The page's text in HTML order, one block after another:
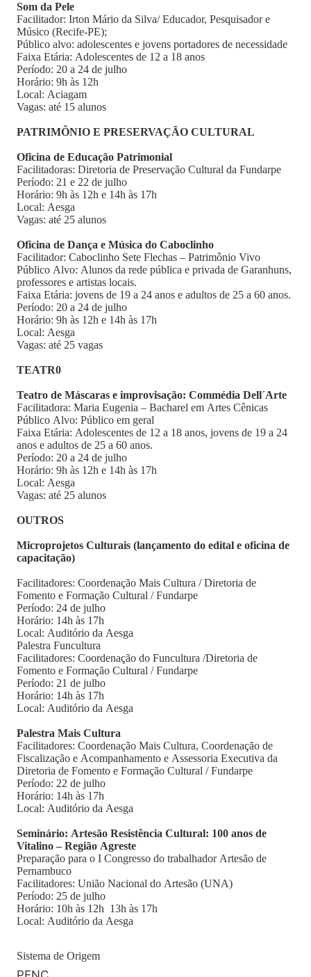
Som da Pele
Facilitador: Irton Mário da Silva/ Educador, Pesquisador e
Músico (Recife-PE);
Público alvo: adolescentes e jovens portadores de necessidade
Faixa Etária: Adolescentes de 12 a 18 anos
Período: 20 a 24 de julho
Horário: 9h às 12h
Local: Aciagam
Vagas: até 15 alunos
PATRIMÔNIO E PRESERVAÇÃO CULTURAL
Oficina de Educação Patrimonial
Facilitadoras: Diretoria de Preservação Cultural da Fundarpe
Período: 21 e 22 de julho
Horário: 9h às 12h e 14h às 17h
Local: Aesga
Vagas: até 25 alunos
Oficina de Dança e Música do Caboclinho
Facilitador: Caboclinho Sete Flechas – Patrimônio Vivo
Público Alvo: Alunos da rede pública e privada de Garanhuns,
professores e artistas locais.
Faixa Etária: jovens de 19 a 24 anos e adultos de 25 a 60 anos.
Período: 20 a 24 de julho
Horário: 9h às 12h e 14h às 17h
Local: Aesga
Vagas: até 25 vagas
TEATR0
Teatro de Máscaras e improvisação: Commédia Dell´Arte
Facilitadora: Maria Eugenia – Bacharel em Artes Cênicas
Público Alvo: Público em geral
Faixa Etária: Adolescentes de 12 a 18 anos, jovens de 19 a 24
anos e adultos de 25 a 60 anos.
Período: 20 a 24 de julho
Horário: 9h às 12h e 14h às 17h
Local: Aesga
Vagas: até 25 alunos
OUTROS
Microprojetos Culturais (lançamento do edital e oficina de
capacitação)
Facilitadores: Coordenação Mais Cultura / Diretoria de
Fomento e Formação Cultural / Fundarpe
Período: 24 de julho
Horário: 14h às 17h
Local: Auditório da Aesga
Palestra Funcultura
Facilitadores: Coordenação do Funcultura /Diretoria de
Fomento e Formação Cultural / Fundarpe
Período: 21 de julho
Horário: 14h às 17h
Local: Auditório da Aesga
Palestra Mais Cultura
Facilitadores: Coordenação Mais Cultura, Coordenação de
Fiscalização e Acompanhamento e Assessoria Executiva da
Diretoria de Fomento e Formação Cultural / Fundarpe
Período: 22 de julho
Horário: 14h às 17h
Local: Auditório da Aesga
Seminário: Artesão Resistência Cultural: 100 anos de
Vitalino – Região Agreste
Preparação para o I Congresso do trabalhador Artesão de
Pernambuco
Facilitadores: União Nacional do Artesão (UNA)
Período: 25 de julho
Horário: 10h às 12h 13h às 17h
Local: Auditório da Aesga
Sistema de Origem